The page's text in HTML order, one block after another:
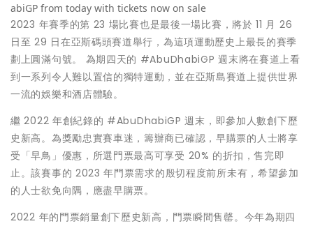
abiGP from today with tickets now on sale
2023 年賽季的第 23 場比賽也是最後一場比賽，將於 11 月 26
日至 29 日在亞斯碼頭賽道舉行，為這項運動歷史上最長的賽季
劃上圓滿句號。 為期四天的 #AbuDhabiGP 週末將在賽道上看
到一系列令人難以置信的獨特運動，並在亞斯島賽道上提供世界
一流的娛樂和酒店體驗。
繼 2022 年創紀錄的 #AbuDhabiGP 週末，即參加人數創下歷
史新高。為獎勵忠實賽車迷，籌辦商已確認，早購票的人士將享
受「早鳥」優惠，所選門票最高可享受 20% 的折扣，售完即
止。該賽事的 2023 年門票需求的殷切程度前所未有，希望參加
的人士欲免向隅，應盡早購票。
2022 年的門票銷量創下歷史新高，門票瞬間售罄。今年為期四